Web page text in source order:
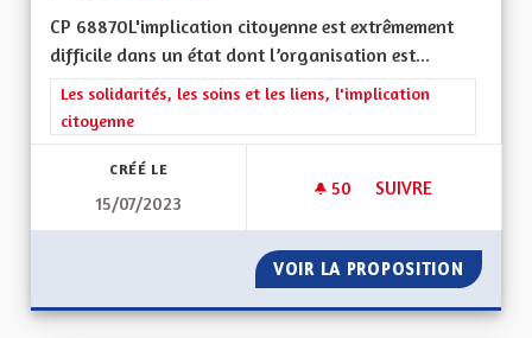
CP 68870L'implication citoyenne est extrêmement
difficile dans un état dont l’organisation est...
Filtrer les résultats de la catégorie : Les solidarités, les soins
Les solidarités, les soins et les liens, l'implication
citoyenne
CRÉÉ LE
15/07/2023
50 50 ABONNÉS
SUIVRE
VOIR LA PROPOSITION POUR